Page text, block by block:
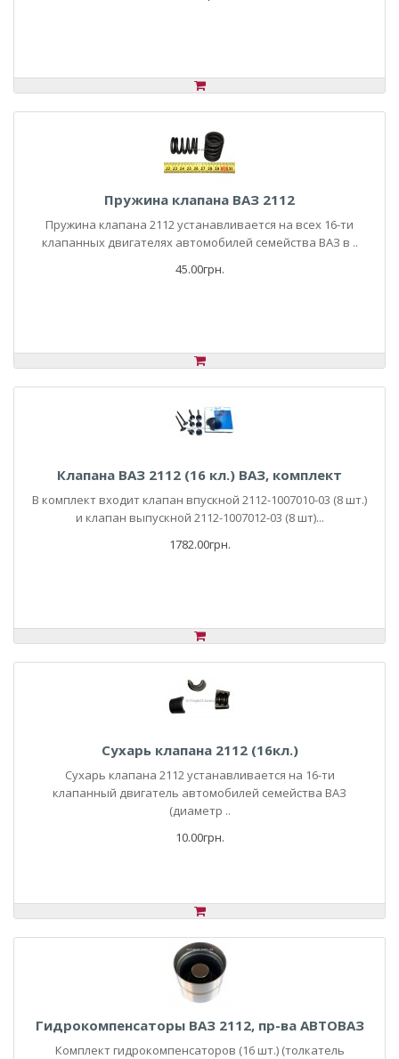
Пружина клапана ВАЗ 2112
Пружина клапана 2112 устанавливается на всех 16-ти
клапанных двигателях автомобилей семейства ВАЗ в ..
45.00грн.
Клапана ВАЗ 2112 (16 кл.) ВАЗ, комплект
В комплект входит клапан впускной 2112-1007010-03 (8 шт.)
и клапан выпускной 2112-1007012-03 (8 шт)...
1782.00грн.
Сухарь клапана 2112 (16кл.)
Сухарь клапана 2112 устанавливается на 16-ти
клапанный двигатель автомобилей семейства ВАЗ
(диаметр ..
10.00грн.
Гидрокомпенсаторы ВАЗ 2112, пр-ва АВТОВАЗ
Комплект гидрокомпенсаторов (16 шт.) (толкатель